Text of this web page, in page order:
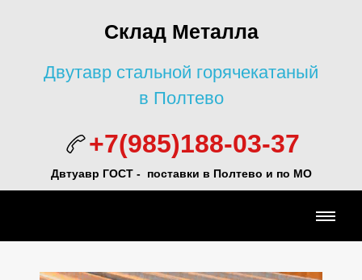
Склад Металла
Двутавр стальной горячекатаный
в Полтево
+7(985)188-03-37
Двтуавр ГОСТ - поставки в Полтево и по МО